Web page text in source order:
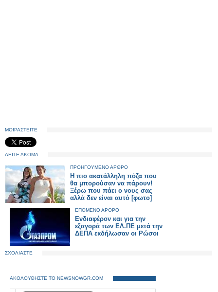
ΜΟΙΡΑΣΤΕΙΤΕ
ΔΕΙΤΕ ΑΚΟΜΑ
ΠΡΟΗΓΟΥΜΕΝΟ ΑΡΘΡΟ
Η πιο ακατάλληλη πόζα που
θα μπορούσαν να πάρουν!
Ξέρω που πάει ο νους σας
αλλά δεν είναι αυτό [φωτο]
ΕΠΟΜΕΝΟ ΑΡΘΡΟ
Ενδιαφέρον και για την
εξαγορά των ΕΛ.ΠΕ μετά την
ΔΕΠΑ εκδήλωσαν οι Ρώσοι
ΣΧΟΛΙΑΣΤΕ
ΑΚΟΛΟΥΘΗΣΤΕ ΤΟ NEWSNOWGR.COM